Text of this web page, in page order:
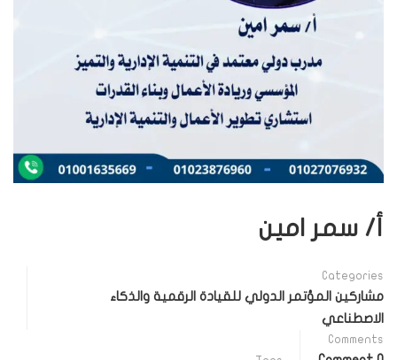
أ/ سمر امين
Categories
مشاركين المؤتمر الدولي للقيادة الرقمية والذكاء
الاصطناعي
Comments